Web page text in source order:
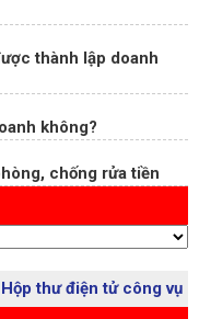
thành lập doanh
không?
chống rửa tiền
Hộp thư điện tử công vụ